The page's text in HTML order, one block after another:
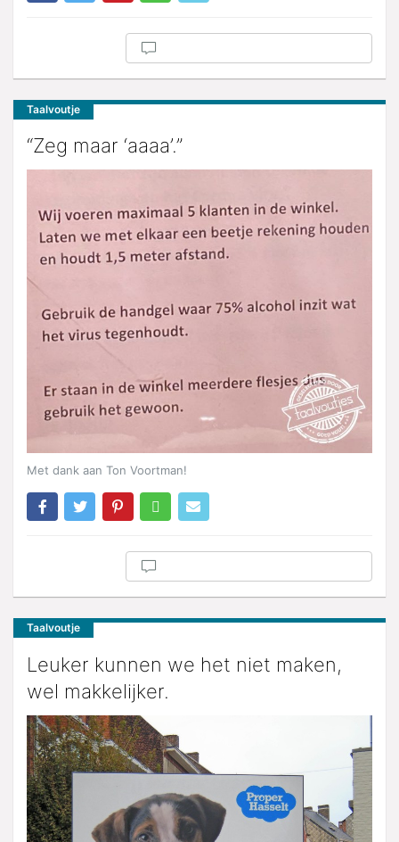
Taalvoutje
“Zeg maar ‘aaaa’.”
Met dank aan Ton Voortman!
Taalvoutje
Leuker kunnen we het niet maken,
wel makkelijker.